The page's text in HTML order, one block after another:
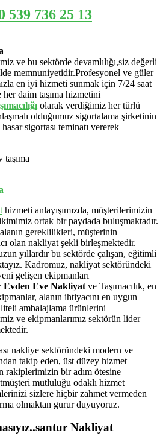
539 736 25 13
ve bu sektörde devamlılığı,siz değerli
memnuniyetidir.Profesyonel ve güler
en iyi hizmeti sunmak için 7/24 saat
daim taşıma hizmetini
olarak verdiğimiz her türlü
olduğumuz sigortalama şirketinin
sigortası teminatı vererek
hizmeti anlayışımızda, müşterilerimizin
ortak bir paydada buluşmaktadır.
gereklilikleri, müşterinin
olan nakliyat şekli birleşmektedir.
yıllardır bu sektörde çalışan, eğitimli
Kadromuz, nakliyat sektöründeki
gelişen ekipmanları
Evden Eve Nakliyat ve Taşımacılık, en
alanın ihtiyacını en uygun
ambalajlama ürünlerini
ve ekipmanlarımız sektörün lider
nakliye sektöründeki modern ve
takip eden, üst düzey hizmet
rakiplerimizin bir adım ötesine
müşteri mutluluğu odaklı hizmet
sizlere hiçbir zahmet vermeden
olmaktan gurur duyuyoruz.
Nakliyat